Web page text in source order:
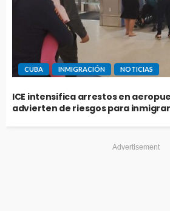
CUBA INMIGRACIÓN NOTICIAS
ICE intensifica arrestos en
advierten de riesgos para
Advertisement